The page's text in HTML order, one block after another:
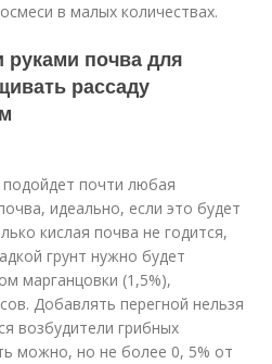
в малых количествах.
почва для
рассаду
подойдет почти любая
идеально, если это будет
кислая почва не годится,
грунт нужно будет
марганцовки (1,5%),
Добавлять перегной нельзя
возбудители грибных
можно, но не более 0, 5% от